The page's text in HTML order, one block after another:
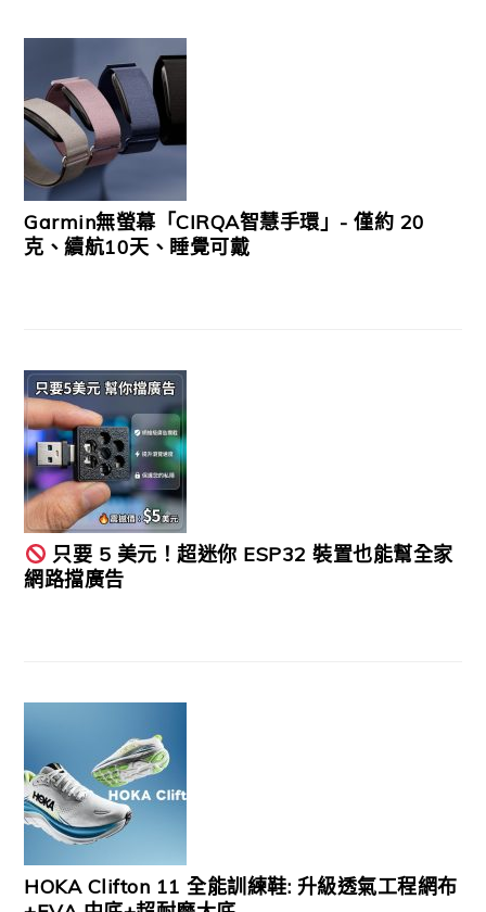
Garmin無螢幕「CIRQA智慧手環」- 僅約 20
克、續航10天、睡覺可戴
只要 5 美元！超迷你 ESP32 裝置也能幫全家
網路擋廣告
HOKA Clifton 11 全能訓練鞋: 升級透氣工程網布